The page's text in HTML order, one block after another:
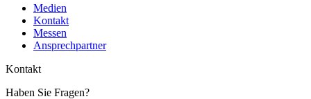
Medien
Kontakt
Messen
Ansprechpartner
Kontakt
Haben Sie Fragen?